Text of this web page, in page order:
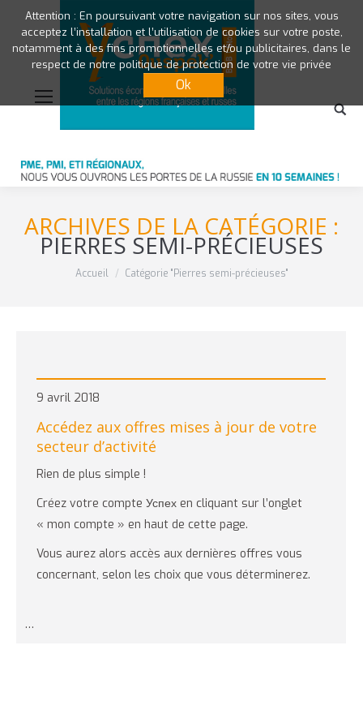
ARCHIVES DE LA CATÉGORIE :
PIERRES SEMI-PRÉCIEUSES
Vous êtes ici :Accueil Catégorie "Pierres semi-précieuses"
9 avril 2018
Accédez aux offres mises à jour de votre
secteur d’activité
Rien de plus simple !
Créez votre compte Успех en cliquant sur l’onglet
« mon compte » en haut de cette page.
Vous aurez alors accès aux dernières offres vous
concernant, selon les choix que vous déterminerez.
…
Attention : En poursuivant votre navigation sur nos sites, vous
acceptez l’installation et l’utilisation de cookies sur votre poste,
notamment à des fins promotionnelles et/ou publicitaires, dans le
respect de notre politique de protection de votre vie privée
Ok